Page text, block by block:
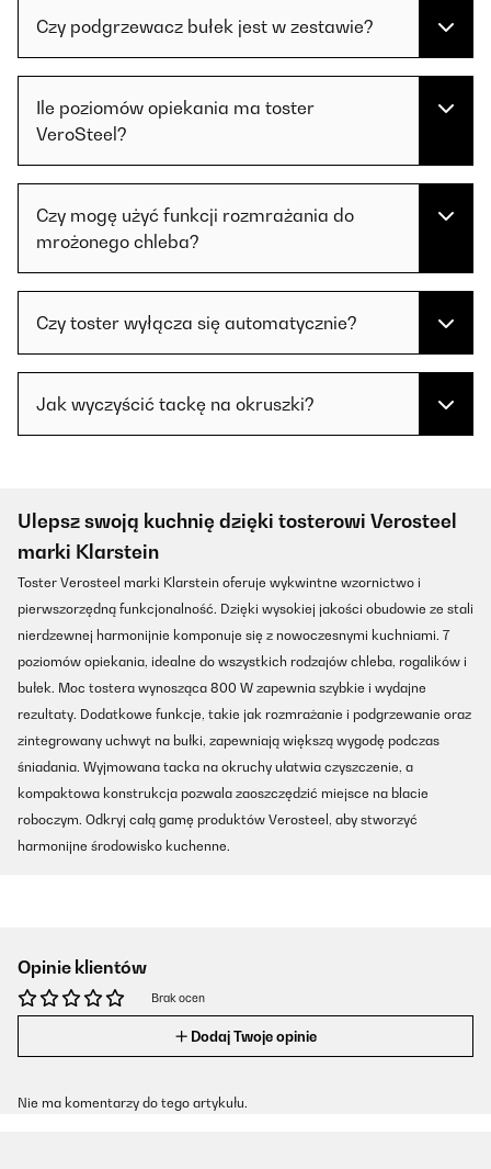
Czy podgrzewacz bułek jest w zestawie?
Ile poziomów opiekania ma toster
VeroSteel?
Czy mogę użyć funkcji rozmrażania do
mrożonego chleba?
Czy toster wyłącza się automatycznie?
Jak wyczyścić tackę na okruszki?
Ulepsz swoją kuchnię dzięki tosterowi Verosteel
marki Klarstein
Toster Verosteel marki Klarstein oferuje wykwintne wzornictwo i
pierwszorzędną funkcjonalność. Dzięki wysokiej jakości obudowie ze stali
nierdzewnej harmonijnie komponuje się z nowoczesnymi kuchniami. 7
poziomów opiekania, idealne do wszystkich rodzajów chleba, rogalików i
bułek. Moc tostera wynosząca 800 W zapewnia szybkie i wydajne
rezultaty. Dodatkowe funkcje, takie jak rozmrażanie i podgrzewanie oraz
zintegrowany uchwyt na bułki, zapewniają większą wygodę podczas
śniadania. Wyjmowana tacka na okruchy ułatwia czyszczenie, a
kompaktowa konstrukcja pozwala zaoszczędzić miejsce na blacie
roboczym. Odkryj całą gamę produktów Verosteel, aby stworzyć
harmonijne środowisko kuchenne.
Opinie klientów
Brak ocen
Dodaj Twoje opinie
Nie ma komentarzy do tego artykułu.